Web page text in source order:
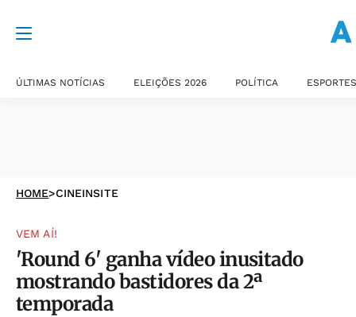
ÚLTIMAS NOTÍCIAS ELEIÇÕES 2026 POLÍTICA ESPORTES
HOME>CINEINSITE
VEM AÍ!
'Round 6' ganha vídeo inusitado
mostrando bastidores da 2ª
temporada